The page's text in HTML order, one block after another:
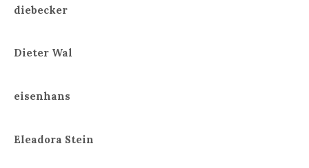
diebecker
Dieter Wal
eisenhans
Eleadora Stein